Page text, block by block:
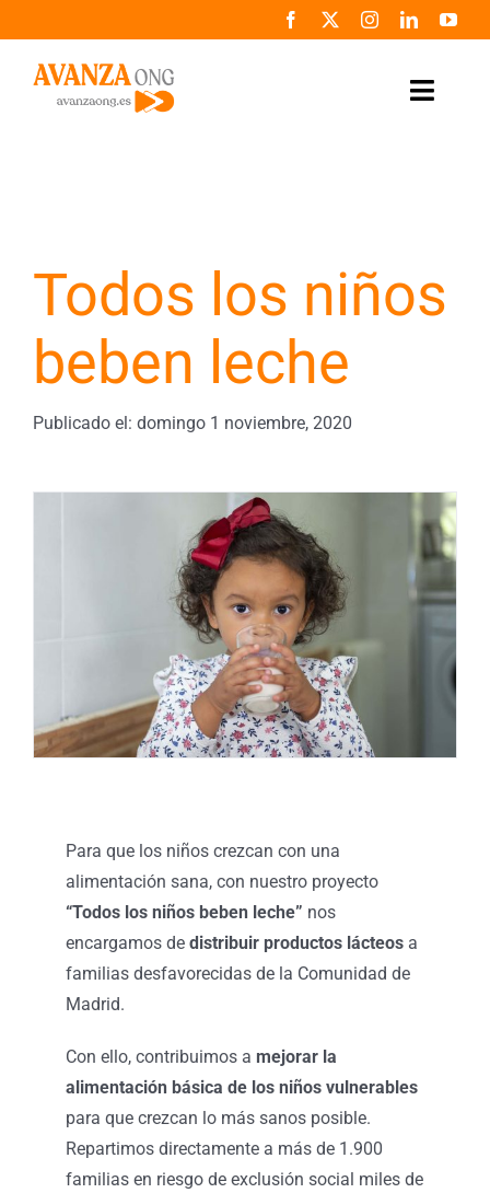
al
contenido
Toggle
Colabora
Noticias
Programas
Todos los niños
beben leche
Publicado el: domingo 1 noviembre, 2020
Para que los niños crezcan con una
alimentación sana, con nuestro proyecto
“Todos los niños beben leche” nos
encargamos de distribuir productos lácteosa
familias desfavorecidas de la Comunidad de
Madrid.
Con ello, contribuimos a mejorar la
alimentación básica de los niños vulnerables
para que crezcan lo más sanos posible.
Repartimos directamente a más de 1.900
familias en riesgo de exclusión social miles de